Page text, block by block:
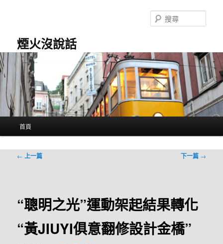
容
煙火沒說話
尋
首頁
文
← 上一篇 下一篇 →
“聰明之光”運動架起結果轉化
“黃JIUYI俱意翻修設計金橋”